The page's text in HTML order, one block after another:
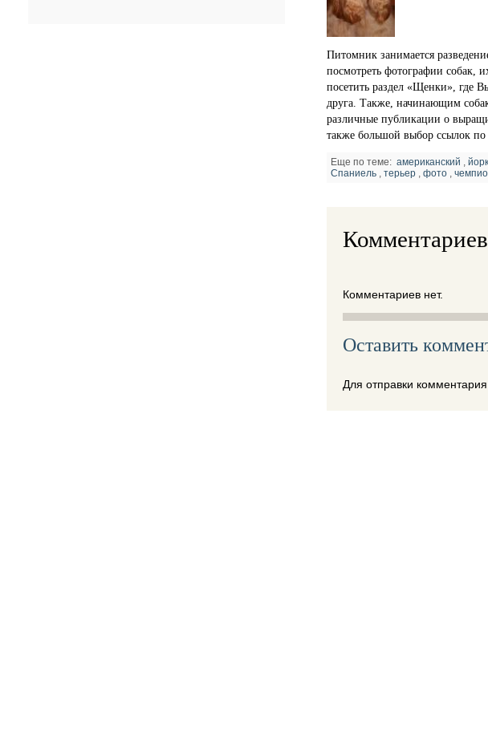
Питомник занимается
посмотреть фотографии собак,
посетить раздел «Щенки», где
друга. Также, начинающим
различные публикации о
также большой выбор ссылок по
Еще по теме:американский ,йорк
Спаниель ,терьер ,фото ,
Комментариев нет.
Оставить
Для отправки